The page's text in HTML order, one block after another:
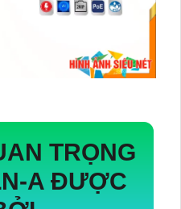
TRỌNG
A ĐƯỢC